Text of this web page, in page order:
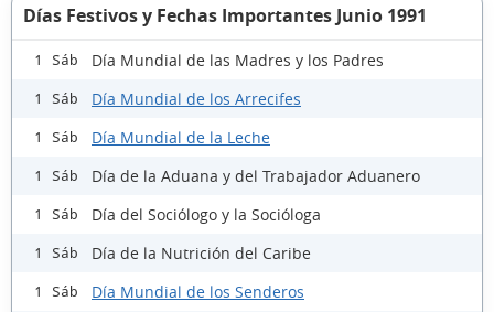
Días Festivos y Fechas Importantes Junio 1991
1 Sáb Día Mundial de las Madres y los Padres
1 Sáb Día Mundial de los Arrecifes
1 Sáb Día Mundial de la Leche
1 Sáb Día de la Aduana y del Trabajador Aduanero
1 Sáb Día del Sociólogo y la Socióloga
1 Sáb Día de la Nutrición del Caribe
1 Sáb Día Mundial de los Senderos